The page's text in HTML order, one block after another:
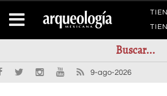
9-ago-2026